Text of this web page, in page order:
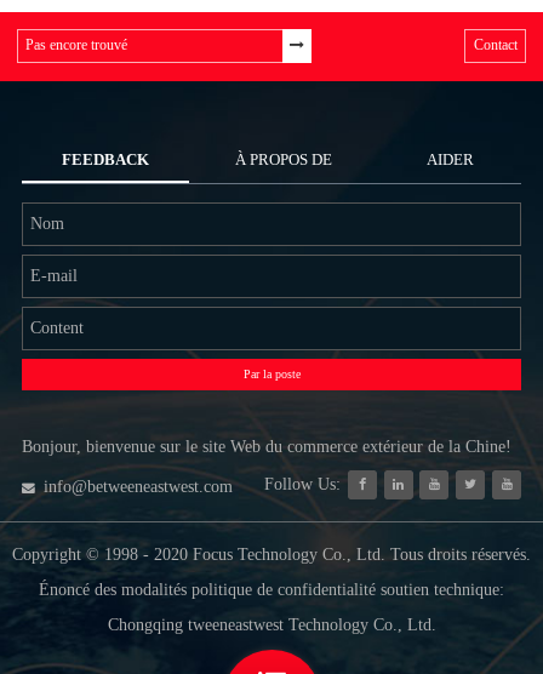
Contact
FEEDBACK À PROPOS DE
NOUS
AIDER
Par la poste
Bonjour, bienvenue sur le site Web du commerce extérieur de la Chine!
info@betweeneastwest.com Follow Us:
Copyright © 1998 - 2020 Focus Technology Co., Ltd. Tous droits réservés.
Énoncé des modalités politique de confidentialité soutien technique:
Chongqing tweeneastwest Technology Co., Ltd.